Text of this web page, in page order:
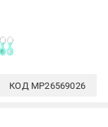
КОД MP26569026